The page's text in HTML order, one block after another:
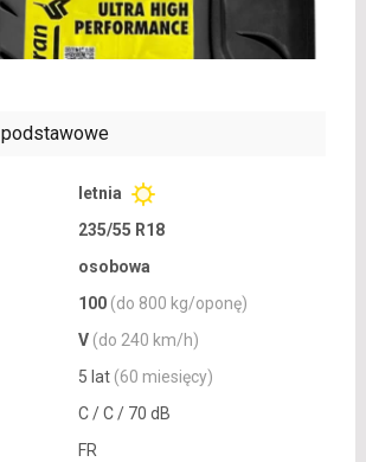
podstawowe
letnia
235/55 R18
osobowa
100 (do 800 kg/oponę)
V (do 240 km/h)
5 lat (60 miesięcy)
C / C / 70 dB
FR